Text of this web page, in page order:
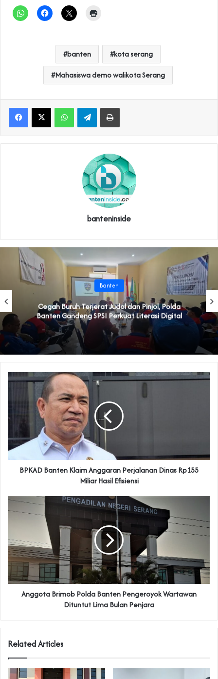
banten kota serang
Mahasiswa demo walikota Serang
WhatsAppTelegramPrint
banteninside
Banten
Cegah Buruh Terjerat Judol dan Pinjol, Polda
Banten Gandeng SPSI Perkuat Literasi Digital
BPKAD Banten Klaim Anggaran Perjalanan Dinas Rp155
Miliar Hasil Efisiensi
Anggota Brimob Polda Banten Pengeroyok Wartawan
Dituntut Lima Bulan Penjara
Related Articles